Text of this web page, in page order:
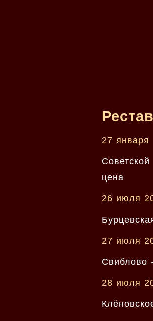
27 января
цена
26 июля
27 июля
Свиблово
28 июля